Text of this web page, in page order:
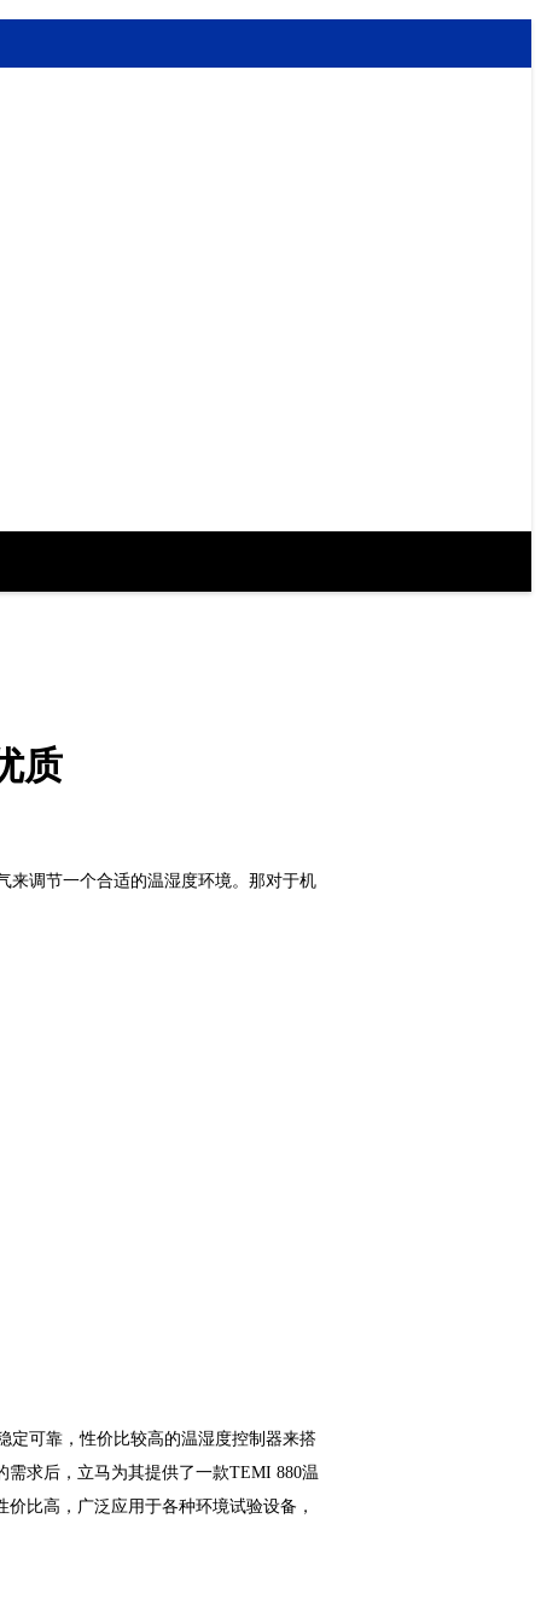
质
调节一个合适的温湿度环境。那对于机
可靠，性价比较高的温湿度控制器来搭
求后，立马为其提供了一款TEMI 880温
比高，广泛应用于各种环境试验设备，